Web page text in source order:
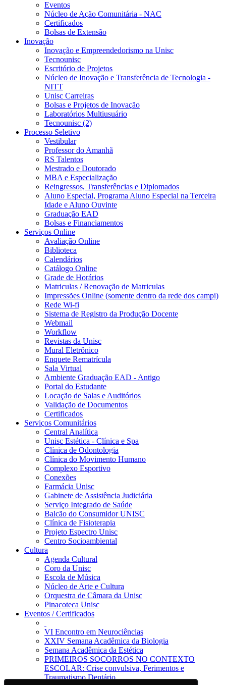
Eventos
Núcleo de Ação Comunitária - NAC
Certificados
Bolsas de Extensão
Inovação
Inovação e Empreendedorismo na Unisc
Tecnounisc
Escritório de Projetos
Núcleo de Inovação e Transferência de Tecnologia -
NITT
Unisc Carreiras
Bolsas e Projetos de Inovação
Laboratórios Multiusuário
Tecnounisc (2)
Processo Seletivo
Vestibular
Professor do Amanhã
RS Talentos
Mestrado e Doutorado
MBA e Especialização
Reingressos, Transferências e Diplomados
Aluno Especial, Programa Aluno Especial na Terceira
Idade e Aluno Ouvinte
Graduação EAD
Bolsas e Financiamentos
Serviços Online
Avaliação Online
Biblioteca
Calendários
Catálogo Online
Grade de Horários
Matriculas / Renovação de Matriculas
Impressões Online (somente dentro da rede dos campi)
Rede Wi-fi
Sistema de Registro da Produção Docente
Webmail
Workflow
Revistas da Unisc
Mural Eletrônico
Enquete Rematrícula
Sala Virtual
Ambiente Graduação EAD - Antigo
Portal do Estudante
Locação de Salas e Auditórios
Validação de Documentos
Certificados
Serviços Comunitários
Central Analítica
Unisc Estética - Clínica e Spa
Clínica de Odontologia
Clínica do Movimento Humano
Complexo Esportivo
Conexões
Farmácia Unisc
Gabinete de Assistência Judiciária
Serviço Integrado de Saúde
Balcão do Consumidor UNISC
Clínica de Fisioterapia
Projeto Espectro Unisc
Centro Socioambiental
Cultura
Agenda Cultural
Coro da Unisc
Escola de Música
Núcleo de Arte e Cultura
Orquestra de Câmara da Unisc
Pinacoteca Unisc
Eventos / Certificados
VI Encontro em Neurociências
XXIV Semana Acadêmica da Biologia
Semana Acadêmica da Estética
PRIMEIROS SOCORROS NO CONTEXTO
ESCOLAR: Crise convulsiva, Ferimentos e
Traumatismo Dentário